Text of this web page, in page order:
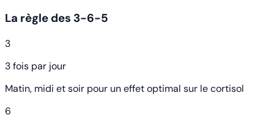
La règle des 3-6-5
3
3 fois par jour
Matin, midi et soir pour un effet optimal sur le cortisol
6